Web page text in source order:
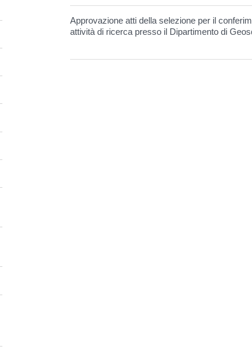
Approvazione atti della selezione per il
attività di ricerca presso il Dipartimento di